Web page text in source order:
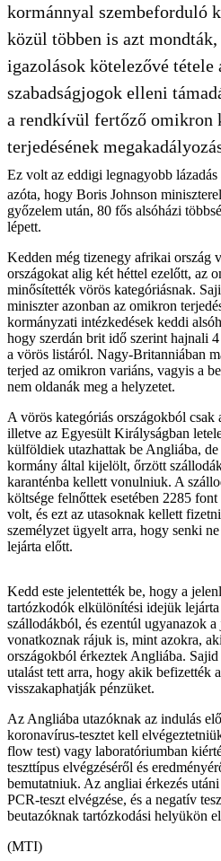
kormánnyal szembeforduló
közül többen is azt
igazolások kötelezővé tétele
szabadságjogok elleni
a rendkívül fertőző omikron
terjedésének
Ez volt az eddigi legnagyobb
azóta, hogy Boris Johnson
győzelem után, 80 fős alsóházi
lépett.
Kedden még tizenegy afrikai ország
országokat alig két héttel ezelőtt, az
minősítették vörös kategóriásnak.
miniszter azonban az omikron
kormányzati intézkedések keddi
hogy szerdán brit idő szerint hajnali
a vörös listáról. Nagy-Britanniában
terjed az omikron variáns, vagyis a
nem oldanák meg a helyzetet.
A vörös kategóriás országokból
illetve az Egyesült Királyságban
külföldiek utazhattak be Angliába,
kormány által kijelölt, őrzött
karanténba kellett vonulniuk. A
költsége felnőttek esetében 2285
volt, és ezt az utasoknak kellett
személyzet ügyelt arra, hogy senki
lejárta előtt.
Kedd este jelentették be, hogy a
tartózkodók elkülönítési idejük
szállodákból, és ezentúl ugyanazok
vonatkoznak rájuk is, mint azokra,
országokból érkeztek Angliába. Sajid
utalást tett arra, hogy akik befizették
visszakaphatják pénzüket.
Az Angliába utazóknak az indulás
koronavírus-tesztet kell
flow test) vagy laboratóriumban
teszttípus elvégzéséről és
bemutatniuk. Az angliai érkezés
PCR-teszt elvégzése, és a negatív
beutazóknak tartózkodási helyükön
(MTI)